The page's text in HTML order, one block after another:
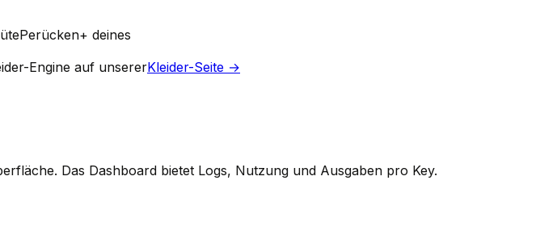
Perücken+ deines
Engine auf unsererKleider-Seite →
Das Dashboard bietet Logs, Nutzung und Ausgaben pro Key.